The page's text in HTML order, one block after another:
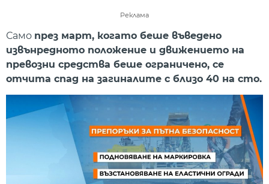
Реклама
Само през март, когато беше въведено
извънредното положение и движението на
превозни средства беше ограничено, се
отчита спад на загиналите с близо 40 на сто.